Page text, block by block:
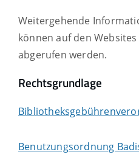
Weitergehende
können auf den
abgerufen werden.
Rechtsgrundlage
Benutzungsordnung